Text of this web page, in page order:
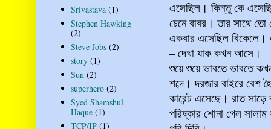
এসেছিল। কিন্তু কে
চেনে বাবর। তার সাথে
একবার এসেছিল
– দেখা যাক কখন আসে।
শুয়ে শুয়ে ভাবতে ভাবতে
শব্দে। দরজার বাইরে
কারেন্ট এসেছে। রাত
পরিষ্কার শোনা গেল সালাম
Srivastava (1)
Stephen Hawking
(2)
Steve Jobs (2)
story (1)
Sun (2)
superhero (2)
Syed Shamshul
Haque (1)
TCP/IP (1)